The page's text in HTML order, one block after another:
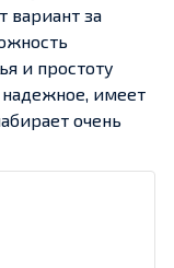
вариант за
и простоту
надежное, имеет
очень